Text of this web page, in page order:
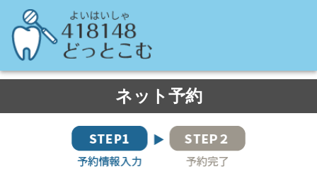
ネット予約